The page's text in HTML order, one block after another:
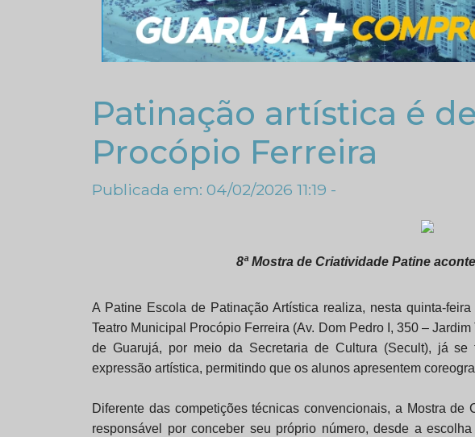
Patinação artística é
Procópio Ferreira
Publicada em: 04/02/2026 11:19 -
8ª Mostra de Criatividade Patine
A Patine Escola de Patinação Artística realiza, nesta quinta-
Teatro Municipal Procópio Ferreira (Av. Dom Pedro I, 350 –
de Guarujá, por meio da Secretaria de Cultura (Secult), já
expressão artística, permitindo que os alunos apresentem
Diferente das competições técnicas convencionais, a Mostra
responsável por conceber seu próprio número, desde a